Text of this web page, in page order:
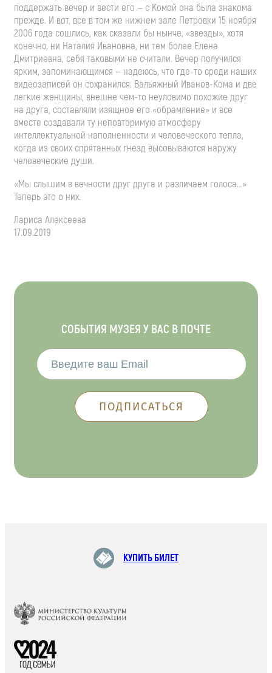
поддержать вечер и вести его — с Комой она была знакома
прежде. И вот, все в том же нижнем зале Петровки 15 ноября
2006 года сошлись, как сказали бы нынче, «звезды», хотя
конечно, ни Наталия Ивановна, ни тем более Елена
Дмитриевна, себя таковыми не считали. Вечер получился
ярким, запоминающимся — надеюсь, что где-то среди наших
видеозаписей он сохранился. Вальяжный Иванов-Кома и две
легкие женщины, внешне чем-то неуловимо похожие друг
на друга, составляли изящное его «обрамление» и все
вместе создавали ту неповторимую атмосферу
интеллектуальной наполненности и человеческого тепла,
когда из своих спрятанных гнезд высовываются наружу
человеческие души.
«Мы слышим в вечности друг друга и различаем голоса…»
Теперь это о них.
Лариса Алексеева
17.09.2019
СОБЫТИЯ МУЗЕЯ У ВАС В ПОЧТЕ
КУПИТЬ БИЛЕТ